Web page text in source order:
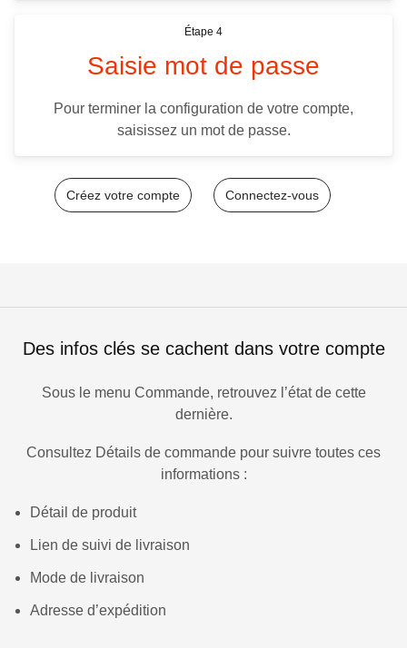
Étape 4
Saisie mot de passe
Pour terminer la configuration de votre compte,
saisissez un mot de passe.
Créez votre compte Connectez-vous
Des infos clés se cachent dans votre compte
Sous le menu Commande, retrouvez l’état de cette
dernière.
Consultez Détails de commande pour suivre toutes ces
informations :
Détail de produit
Lien de suivi de livraison
Mode de livraison
Adresse d’expédition